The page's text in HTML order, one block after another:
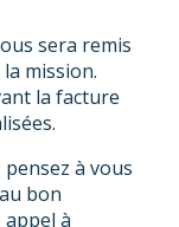
sera remis
mission.
la facture
à vous
bon
à